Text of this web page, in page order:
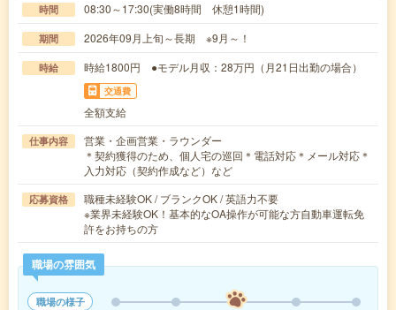
時間 08:30～17:30(実働8時間 休憩1時間)
期間 2026年09月上旬～長期 ※9月～！
時給 時給1800円 ●モデル月収：28万円（月21日出勤の場合）
交通費
全額支給
仕事内容
営業・企画営業・ラウンダー
＊契約獲得のため、個人宅の巡回＊電話対応＊メール対応＊
入力対応（契約作成など）など
応募資格
職種未経験OK / ブランクOK / 英語力不要
※業界未経験OK！基本的なOA操作が可能な方自動車運転免
許をお持ちの方
職場の雰囲気
職場の様子